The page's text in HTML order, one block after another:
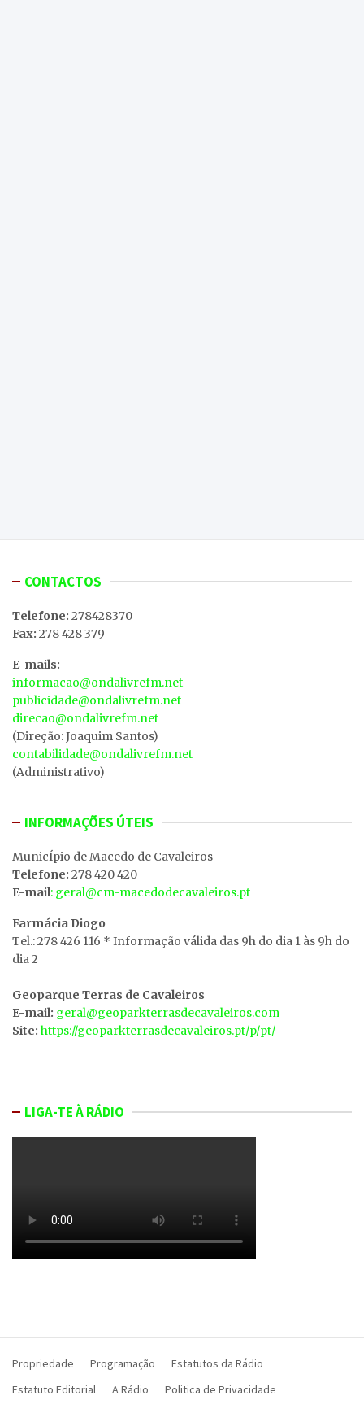
CONTACTOS
Telefone: 278428370
Fax: 278 428 379
E-mails:
informacao@ondalivrefm.net
publicidade@ondalivrefm.net
direcao@ondalivrefm.net
(Direção: Joaquim Santos)
contabilidade@ondalivrefm.net
(Administrativo)
INFORMAÇÕES ÚTEIS
MunicÍpio de Macedo de Cavaleiros
Telefone: 278 420 420
E-mail: geral@cm-macedodecavaleiros.pt
Farmácia Diogo
Tel.: 278 426 116 * Informação válida das 9h do dia 1 às 9h do
dia 2
Geoparque Terras de Cavaleiros
E-mail: geral@geoparkterrasdecavaleiros.com
Site: https://geoparkterrasdecavaleiros.pt/p/pt/
LIGA-TE À RÁDIO
Propriedade Programação
Estatutos da Rádio
Estatuto Editorial
A Rádio Politica de Privacidade